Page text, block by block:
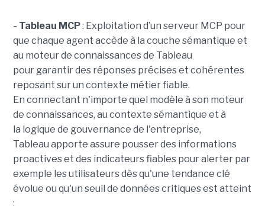
- Tableau MCP: Exploitation d’un serveur MCP pour
que chaque agent accède à la couche sémantique et
au moteur de connaissances de Tableau
pour garantir des réponses précises et cohérentes
reposant sur un contexte métier fiable.
En connectant n'importe quel modèle à son moteur
de connaissances, au contexte sémantique et à
la logique de gouvernance de l'entreprise,
Tableau apporte assure pousser des informations
proactives et des indicateurs fiables pour alerter par
exemple les utilisateurs dès qu'une tendance clé
évolue ou qu'un seuil de données critiques est atteint
;